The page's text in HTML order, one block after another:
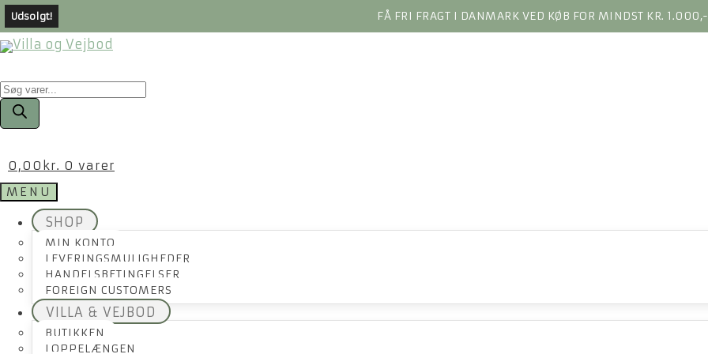
FÅ FRI FRAGT I DANMARK VED KØB FOR MINDST KR. 1.000,-
Products
search
0,00 kr. 0 varer
MENU
SHOP
MIN KONTO
LEVERINGSMULIGHEDER
HANDELSBETINGELSER
FOREIGN CUSTOMERS
VILLA & VEJBOD
BUTIKKEN
LOPPELÆNGEN
Udsolgt!